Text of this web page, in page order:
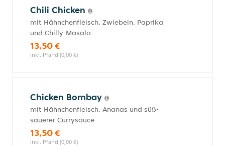
Chili Chicken
mit Hähnchenfleisch, Zwiebeln, Paprika
und Chilly-Masala
13,50 €
inkl. Pfand (0,00 €)
Chicken Bombay
mit Hähnchenfleisch, Ananas und süß-
sauerer Currysauce
13,50 €
inkl. Pfand (0,00 €)